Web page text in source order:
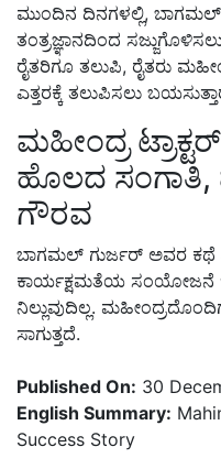
ಮುಂದಿನ ದಿನಗಳಲ್ಲಿ, ಬಾಗಮಲ್
ತಂತ್ರಜ್ಞಾನದಿಂದ
ರೈತರಿಗೂ ತಲುಪಿ, ರೈತರು
ಎತ್ತರಕ್ಕೆ ತಲುಪಿಸಲು
ಮಹೀಂದ್ರ
ಹೊಲದ ಸಂಗಾತಿ,
ಗೌರವ
ಬಾಗಮಲ್ ಗುರ್ಜರ್ ಅವರ ಕಥೆ
ಕಾರ್ಯಕ್ಷಮತೆಯ ಸಂಯೋಜನೆ
ನಿಲ್ಲುವುದಿಲ್ಲ.
ಸಾಗುತ್ತದೆ.
Published On: 30
English Summary:
Success Story